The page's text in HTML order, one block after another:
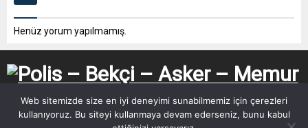
Henüz yorum yapılmamış.
Web sitemizde size en iyi deneyimi sunabilmemiz için çerezleri
kullanıyoruz. Bu siteyi kullanmaya devam ederseniz, bunu kabul